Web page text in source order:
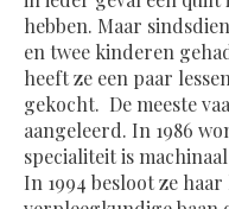
hebben. Maar
en twee kinderen
heeft ze een paar
gekocht. De meeste
aangeleerd. In 1986
specialiteit is
In 1994 besloot ze